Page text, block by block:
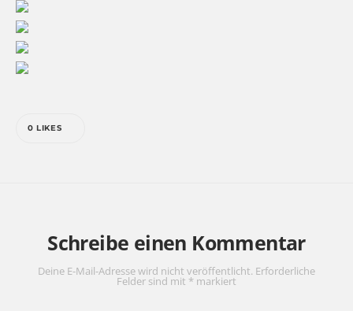
0 LIKES
Schreibe einen Kommentar
Deine E-Mail-Adresse wird nicht veröffentlicht. Erforderliche
Felder sind mit * markiert